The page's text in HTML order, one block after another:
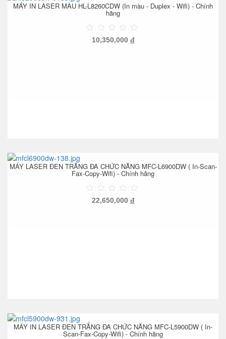
MÁY IN LASER MÀU HL-L8260CDW (In màu - Duplex - Wifi) - Chính
hãng
10,350,000 đ
MÁY LASER ĐEN TRẮNG ĐA CHỨC NĂNG MFC-L6900DW ( In-Scan-
Fax-Copy-Wifi) - Chính hãng
22,650,000 đ
MÁY IN LASER ĐEN TRẮNG ĐA CHỨC NĂNG MFC-L5900DW ( In-
Scan-Fax-Copy-Wifi) - Chính hãng